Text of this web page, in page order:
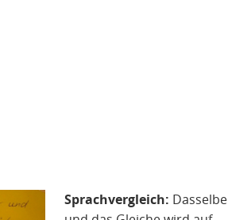
Sprachvergleich: Dasselbe